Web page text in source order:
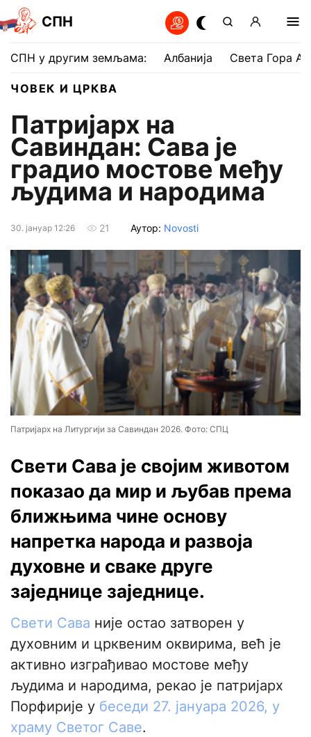
СПН
СПН у другим земљама: Албанија Света Гора
ЧОВЕК И ЦРКВА
Патријарх на
Савиндан: Сава је
градио мостове међу
људима и народима
30. јануар 12:26 21 Аутор: Novosti
Патријарх на Литургији за Савиндан 2026. Фото: СПЦ
Свети Сава је својим животом
показао да мир и љубав према
ближњима чине основу
напретка народа и развоја
духовне и сваке друге
заједнице заједнице.
Свети Сава није остао затворен у
духовним и црквеним оквирима, већ је
активно изграђивао мостове међу
људима и народима, рекао је патријарх
Порфирије у беседи 27. јануара 2026, у
храму Светог Саве.